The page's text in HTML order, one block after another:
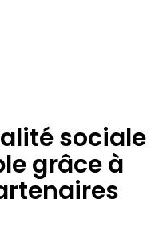
sociale
grâce à